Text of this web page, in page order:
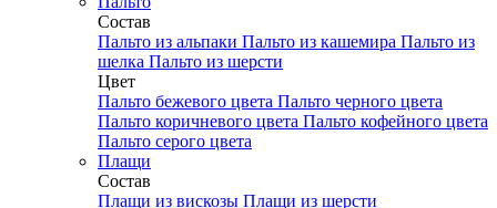
Состав
Пальто из альпаки Пальто из кашемира Пальто из
шелка Пальто из шерсти
Цвет
Пальто бежевого цвета Пальто черного цвета
Пальто коричневого цвета Пальто кофейного цвета
Пальто серого цвета
Плащи
Состав
Плащи из вискозы Плащи из шерсти